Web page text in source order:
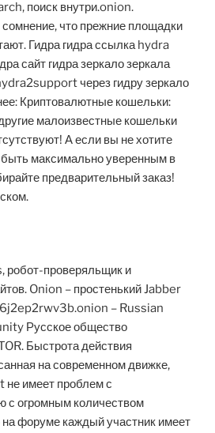
поиск внутри.onion.
что прежние площадки
Гидра гидра ссылка hydra
сайт гидра зеркало зеркала
через гидру зеркало
Криптовалютные кошельки:
малоизвестные кошельки
А если вы не хотите
быть максимально уверенным в
предварительный заказ!
робот-проверяльщик и
Onion – простенький Jabber
– Russian
Русское общество
Быстрота действия
на современном движке,
имеет проблем с
с огромным количеством
форуме каждый участник имеет